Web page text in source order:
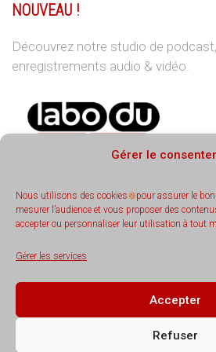
Gérer le
Nous utilisons des cookies
pour assurer le
mesurer l’audience et vous proposer des
accepter ou personnaliser leur utilisation à tout
Gérer les services
Accepter
Refuser
NOUVEAU !
Découvrez notre studio de
enregistrements audio & vidéo.
REJOIGNEZ-NOUS